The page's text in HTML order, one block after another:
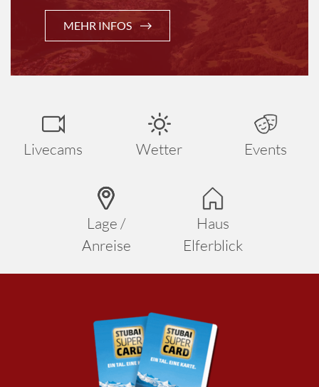
MEHR INFOS
Livecams Wetter Events
Lage /
Anreise
Haus
Elferblick